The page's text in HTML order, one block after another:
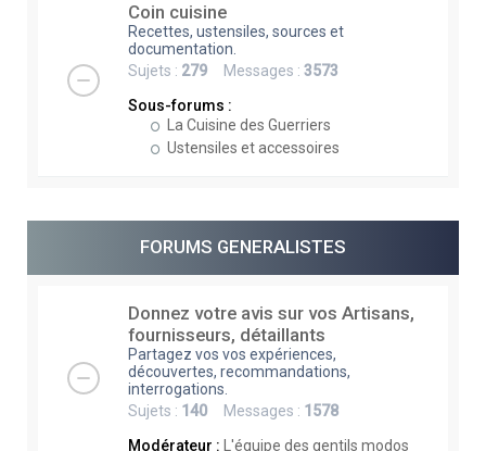
Coin cuisine
Recettes, ustensiles, sources et
documentation.
Sujets : 279 Messages : 3573
Sous-forums :
La Cuisine des Guerriers
Ustensiles et accessoires
FORUMS GENERALISTES
Donnez votre avis sur vos Artisans,
fournisseurs, détaillants
Partagez vos vos expériences,
découvertes, recommandations,
interrogations.
Sujets : 140 Messages : 1578
Modérateur :
L'équipe des gentils modos